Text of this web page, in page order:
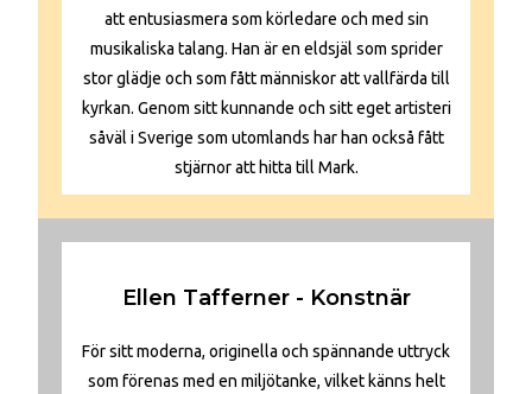
att entusiasmera som körledare och med sin
musikaliska talang. Han är en eldsjäl som sprider
stor glädje och som fått människor att vallfärda till
kyrkan. Genom sitt kunnande och sitt eget artisteri
såväl i Sverige som utomlands har han också fått
stjärnor att hitta till Mark.
Ellen Tafferner - Konstnär
För sitt moderna, originella och spännande uttryck
som förenas med en miljötanke, vilket känns helt